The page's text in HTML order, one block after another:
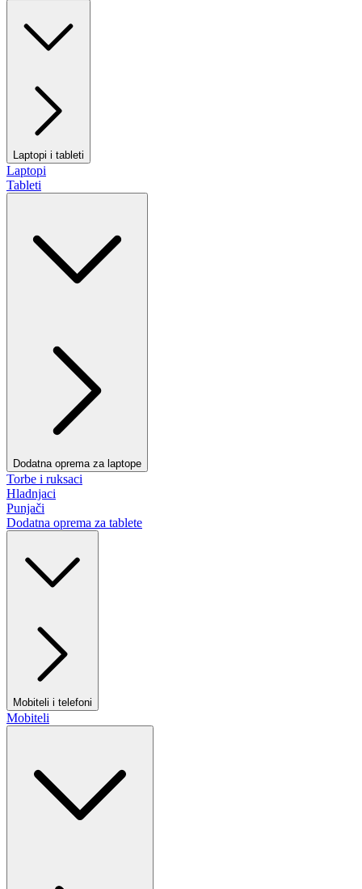
Laptopi i tableti
Laptopi
Tableti
Dodatna oprema za laptope
Torbe i ruksaci
Hladnjaci
Punjači
Dodatna oprema za tablete
Mobiteli i telefoni
Mobiteli